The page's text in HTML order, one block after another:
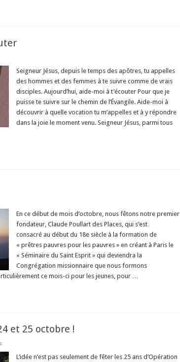
Seigneur Jésus, depuis le temps des apôtres, tu appelles
des hommes et des femmes à te suivre comme de vrais
disciples. Aujourd’hui, aide-moi à t’écouter Pour que je
puisse te suivre sur le chemin de l’Évangile. Aide-moi à
découvrir à quelle vocation tu m’appelles et à y répondre
dans la joie le moment venu. Seigneur Jésus, parmi tous
En ce début de mois d’octobre, nous fêtons notre premier
fondateur, Claude Poullart des Places, qui s’est
consacré au début du 18e siècle à la formation de
« prêtres pauvres pour les pauvres » en créant à Paris le
« Séminaire du Saint Esprit » qui deviendra la
Congrégation missionnaire que nous formons
ce mois-ci pour les jeunes, pour …
et 25 octobre !
sur
vous
L’idée n’est pas seulement de fêter les 25 ans d’Opération